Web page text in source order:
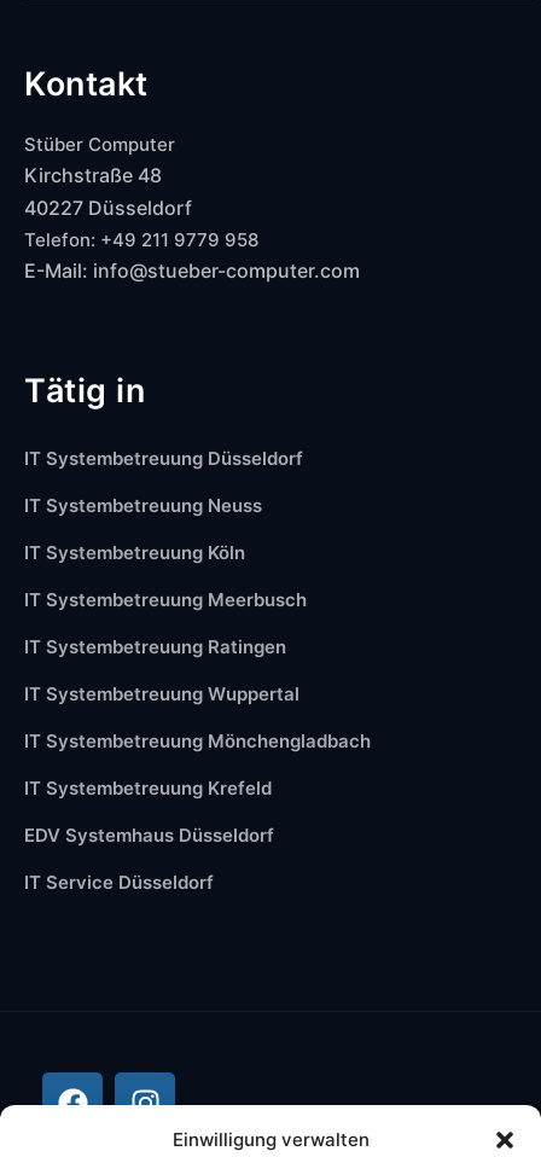
Einwilligung verwalten
Kontakt
Stüber Computer
Kirchstraße 48
40227 Düsseldorf
Telefon: +49 211 9779 958
E-Mail: info@stueber-computer.com
Tätig in
IT Systembetreuung Düsseldorf
IT Systembetreuung Neuss
IT Systembetreuung Köln
IT Systembetreuung Meerbusch
IT Systembetreuung Ratingen
IT Systembetreuung Wuppertal
IT Systembetreuung Mönchengladbach
IT Systembetreuung Krefeld
EDV Systemhaus Düsseldorf
IT Service Düsseldorf